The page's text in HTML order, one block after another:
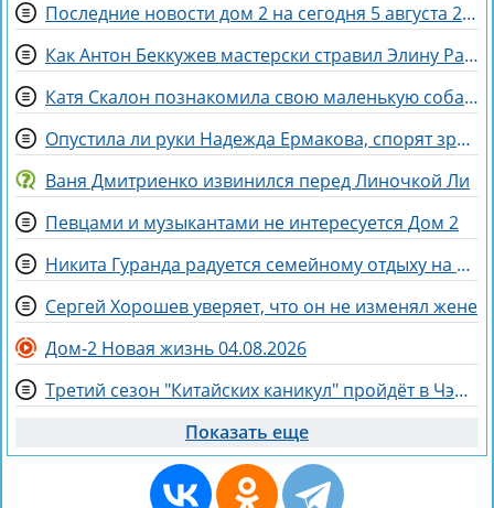
Последние новости дом 2 на сегодня 5 августа 2026
Как Антон Беккужев мастерски стравил Элину Рахимову и Веронику Гракович
Катя Скалон познакомила свою маленькую собаку Еву с большим другом Женей
Опустила ли руки Надежда Ермакова, спорят зрители Дома 2
Ваня Дмитриенко извинился перед Линочкой Ли
Певцами и музыкантами не интересуется Дом 2
Никита Гуранда радуется семейному отдыху на Майорке
Сергей Хорошев уверяет, что он не изменял жене
Дом-2 Новая жизнь 04.08.2026
Третий сезон "Китайских каникул" пройдёт в Чэнду - самом счастливом городе Китая
Показать еще